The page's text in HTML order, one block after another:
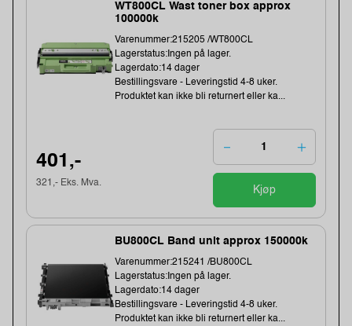
WT800CL Wast toner box approx
100000k
Varenummer:215205 /WT800CL
Lagerstatus:Ingen på lager.
Lagerdato:14 dager
Bestillingsvare - Leveringstid 4-8 uker.
Produktet kan ikke bli returnert eller ka...
401,-
321,- Eks. Mva.
Kjøp
BU800CL Band unit approx 150000k
Varenummer:215241 /BU800CL
Lagerstatus:Ingen på lager.
Lagerdato:14 dager
Bestillingsvare - Leveringstid 4-8 uker.
Produktet kan ikke bli returnert eller ka...